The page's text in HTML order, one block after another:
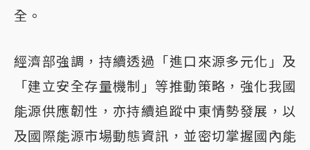
全。
經濟部強調，持續透過「進口來源多元化」及
「建立安全存量機制」等推動策略，強化我國
能源供應韌性，亦持續追蹤中東情勢發展，以
及國際能源市場動態資訊，並密切掌握國內能